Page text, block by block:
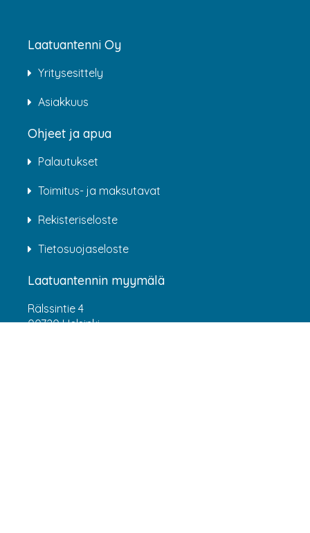
Laatuantenni Oy
Yritysesittely
Asiakkuus
Ohjeet ja apua
Palautukset
Toimitus- ja maksutavat
Rekisteriseloste
Tietosuojaseloste
Laatuantennin myymälä
Rälssintie 4
00720 Helsinki